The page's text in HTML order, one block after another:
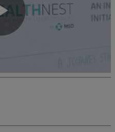
Play
Video